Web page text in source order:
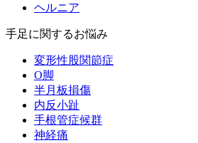
ヘルニア
手足に関するお悩み
変形性股関節症
O脚
半月板損傷
内反小趾
手根管症候群
神経痛